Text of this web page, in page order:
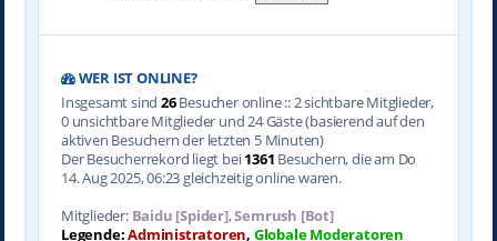
WER IST ONLINE?
Insgesamt sind 26Besucher online :: 2 sichtbare Mitglieder,
0 unsichtbare Mitglieder und 24 Gäste (basierend auf den
aktiven Besuchern der letzten 5 Minuten)
Der Besucherrekord liegt bei1361 Besuchern, die am Do
14. Aug 2025, 06:23 gleichzeitig online waren.
Mitglieder: Baidu [Spider],Semrush [Bot]
Legende:Administratoren, Globale Moderatoren